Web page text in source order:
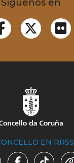
Síguenos en
EN RRSS